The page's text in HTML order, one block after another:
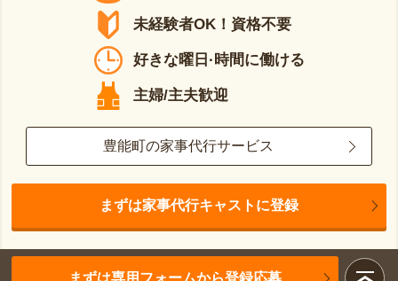
未経験者OK！資格不要
好きな曜日·時間に働ける
主婦/主夫歓迎
豊能町の家事代行サービス
まずは家事代行キャストに登録
まずは専用フォームから登録応募